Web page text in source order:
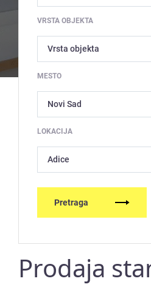
VRSTA OBJEKTA
MESTO
LOKACIJA
Adice
Pretraga
Prodaja